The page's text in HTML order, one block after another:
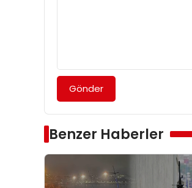
Gönder
Benzer Haberler